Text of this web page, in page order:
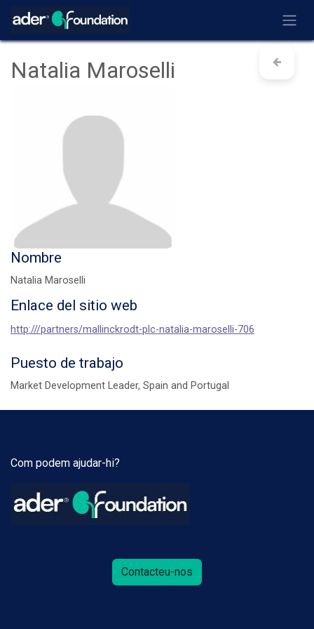
Ir al contenido
Natalia Maroselli
Nombre
Natalia Maroselli
Enlace del sitio web
http:///partners/mallinckrodt-plc-natalia-maroselli-706
Puesto de trabajo
Market Development Leader, Spain and Portugal
Com podem ajudar-hi?
Contacteu-nos